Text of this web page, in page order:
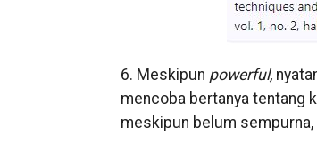
6. Meskipun powerful,
mencoba bertanya tentang
meskipun belum